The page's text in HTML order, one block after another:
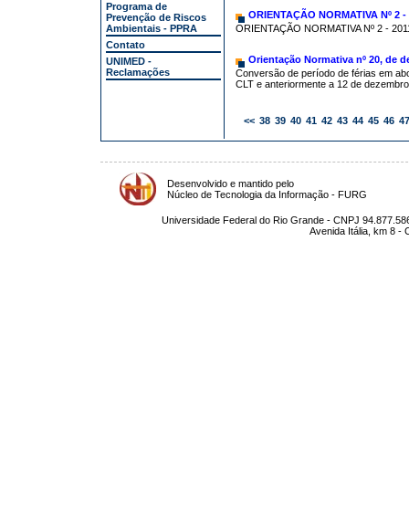
Programa de
Prevenção de Riscos
Ambientais - PPRA
Contato
UNIMED -
Reclamações
ORIENTAÇÃO NORMATIVA Nº 2
ORIENTAÇÃO NORMATIVA Nº 2 -
Orientação Normativa nº 20, de
Conversão de período de férias em
CLT e anteriormente a 12 de
<< 38 39 40 41 42 43 44 45 46 47
Desenvolvido e mantido pelo
Núcleo de Tecnologia da Informação - FURG
Universidade Federal do Rio Grande - CNPJ
Avenida Itália, km 8 -